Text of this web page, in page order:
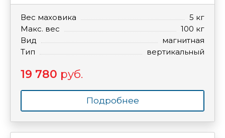
Вес маховика
5 кг
Макс. вес
100 кг
Вид
магнитная
Тип
вертикальный
19 780 руб.
Подробнее